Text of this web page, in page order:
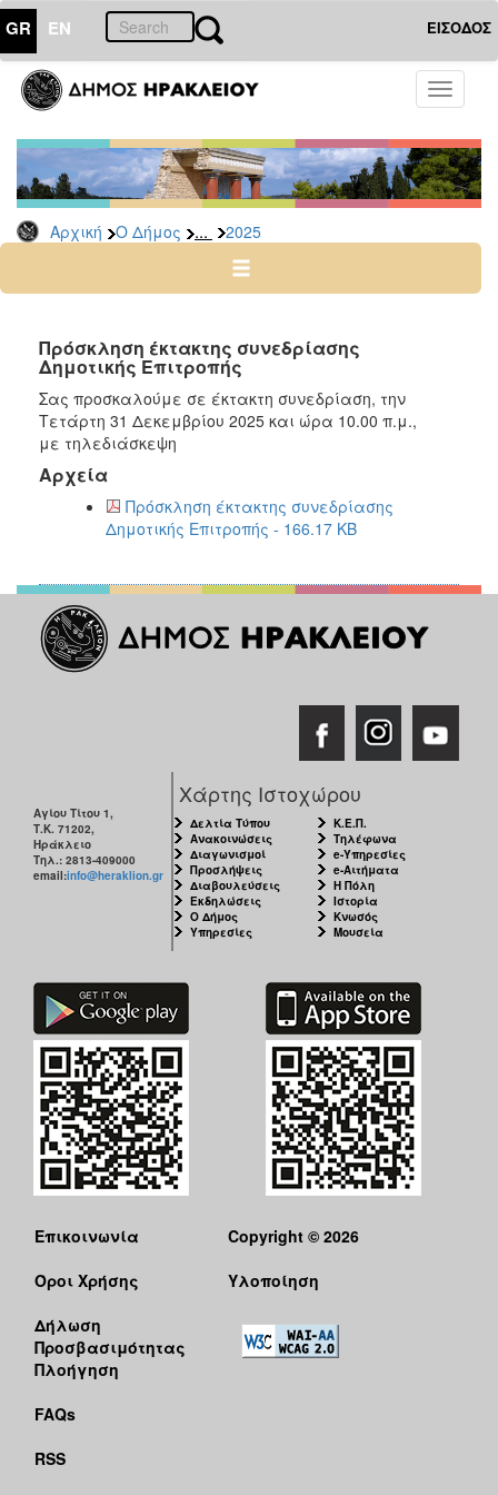
GR EN ΕΙΣΟΔΟΣ
Toggle
Αρχική Ο Δήμος ... 2025
ΔΗΜΟΣ
Δελτία
Τύπου
Αρχείο
2026
2024
2022
2021
2020
2019
2018
2017
2015
2013
2012
ΑΝΘΕΚΤΙΚΗ
ΠΟΛΗ
Πρόσκληση έκτακτης συνεδρίασης
Δημοτικής Επιτροπής
Σας προσκαλούμε σε έκτακτη συνεδρίαση, την
Τετάρτη 31 Δεκεμβρίου 2025 και ώρα 10.00 π.μ.,
με τηλεδιάσκεψη
Αρχεία
Πρόσκληση έκτακτης συνεδρίασης
Δημοτικής Επιτροπής - 166.17 KB
Αγίου Τίτου 1,
Τ.Κ. 71202,
Ηράκλειο
Τηλ.: 2813-409000
email:info@heraklion.gr
Χάρτης Ιστοχώρου
Δελτία Τύπου
Ανακοινώσεις
Διαγωνισμοί
Προσλήψεις
Διαβουλεύσεις
Εκδηλώσεις
Ο Δήμος
Υπηρεσίες
Κ.Ε.Π.
Τηλέφωνα
e-Υπηρεσίες
e-Αιτήματα
Η Πόλη
Ιστορία
Κνωσός
Μουσεία
Επικοινωνία
Όροι Χρήσης
Δήλωση
Προσβασιμότητας
Πλοήγηση
FAQs
RSS
Copyright © 2026
Υλοποίηση